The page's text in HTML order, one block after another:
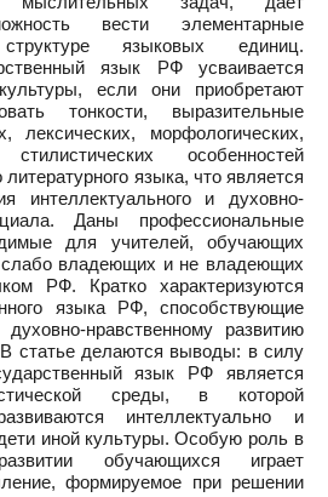
вести элементарные
языковых единиц.
язык РФ усваивается
если они приобретают
тонкости, выразительные
лексических, морфологических,
особенностей
литературного языка, что является
интеллектуального и духовно-
Даны профессиональные
для учителей, обучающих
слабо владеющих и не владеющих
РФ. Кратко характеризуются
языка РФ, способствующие
нравственному развитию
статье делаются выводы: в силу
язык РФ является
среды, в которой
интеллектуально и
иной культуры. Особую роль в
обучающихся играет
формируемое при решении